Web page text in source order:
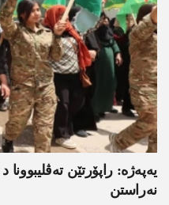
یەپەژە: راپۆرتێن تەڤلیبوونا
نەراستن